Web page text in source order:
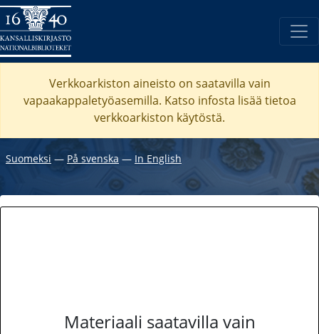
Verkkoarkiston aineisto on saatavilla vain
vapaakappaletyöasemilla. Katso infosta lisää tietoa
verkkoarkiston käytöstä.
Suomeksi ― På svenska ― In English
Materiaali saatavilla vain